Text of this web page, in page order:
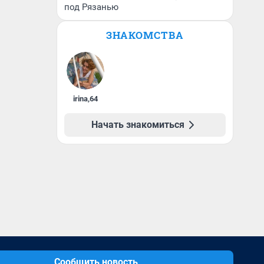
под Рязанью
ЗНАКОМСТВА
irina,64
Начать знакомиться